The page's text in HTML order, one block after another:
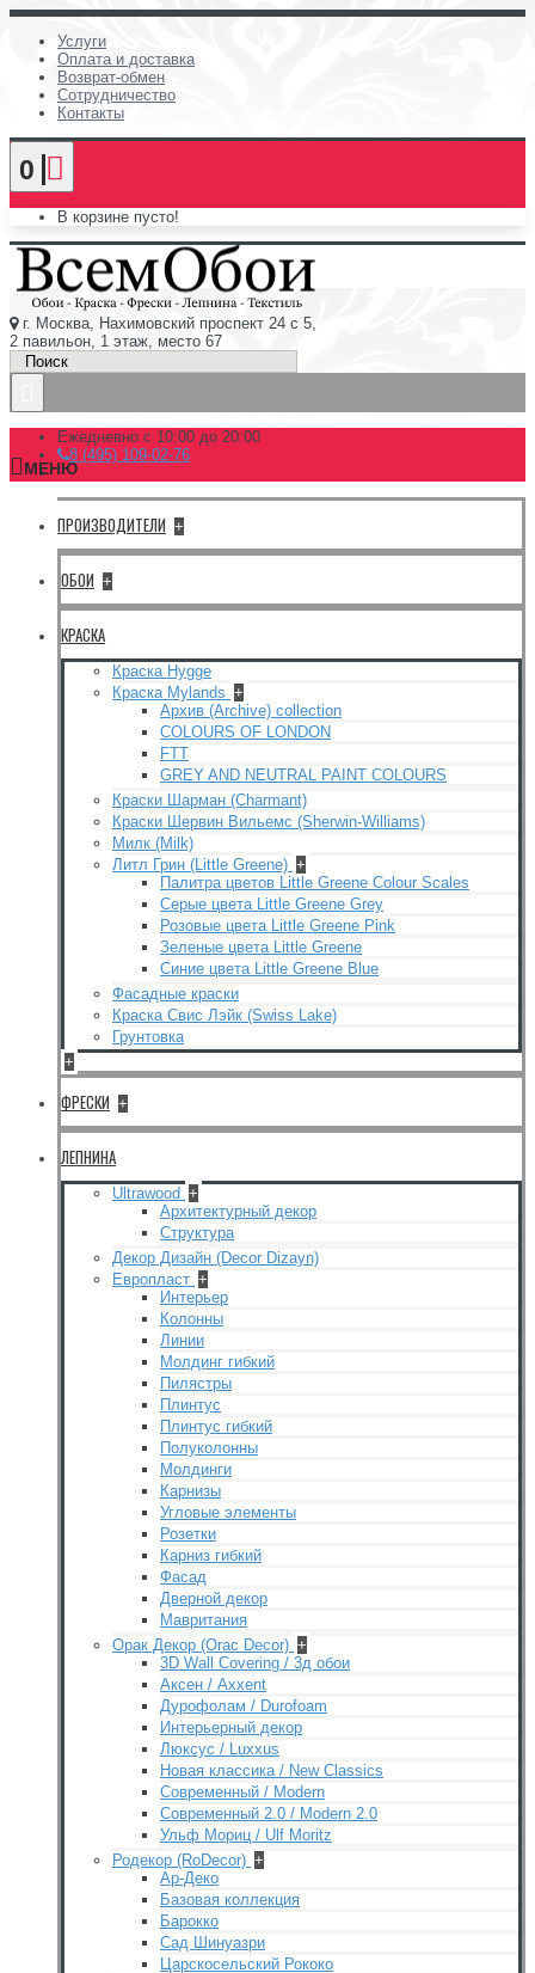
Услуги
Оплата и доставка
Возврат-обмен
Сотрудничество
Контакты
0
В корзине пусто!
г. Москва, Нахимовский проспект 24 с 5,
2 павильон, 1 этаж, место 67
Ежедневно с 10:00 до 20:00
8 (495) 109-02-76
МЕНЮ
ПРОИЗВОДИТЕЛИ +
ОБОИ +
КРАСКА
Краска Hygge
Краска Mylands +
Архив (Archive) collection
COLOURS OF LONDON
FTT
GREY AND NEUTRAL PAINT COLOURS
Краски Шарман (Charmant)
Краски Шервин Вильемс (Sherwin-Williams)
Милк (Milk)
Литл Грин (Little Greene) +
Палитра цветов Little Greene Colour Scales
Серые цвета Little Greene Grey
Розовые цвета Little Greene Pink
Зеленые цвета Little Greene
Синие цвета Little Greene Blue
Фасадные краски
Краска Свис Лэйк (Swiss Lake)
Грунтовка
+
ФРЕСКИ +
ЛЕПНИНА
Ultrawood +
Архитектурный декор
Структура
Декор Дизайн (Decor Dizayn)
Европласт +
Интерьер
Колонны
Линии
Молдинг гибкий
Пилястры
Плинтус
Плинтус гибкий
Полуколонны
Молдинги
Карнизы
Угловые элементы
Розетки
Карниз гибкий
Фасад
Дверной декор
Мавритания
Орак Декор (Orac Decor) +
3D Wall Covering / 3д обои
Аксен / Axxent
Дурофолам / Durofoam
Интерьерный декор
Люксус / Luxxus
Новая классика / New Classics
Современный / Modern
Современный 2.0 / Modern 2.0
Ульф Мориц / Ulf Moritz
Родекор (RoDecor) +
Ар-Деко
Базовая коллекция
Барокко
Сад Шинуазри
Царскосельский Рококо